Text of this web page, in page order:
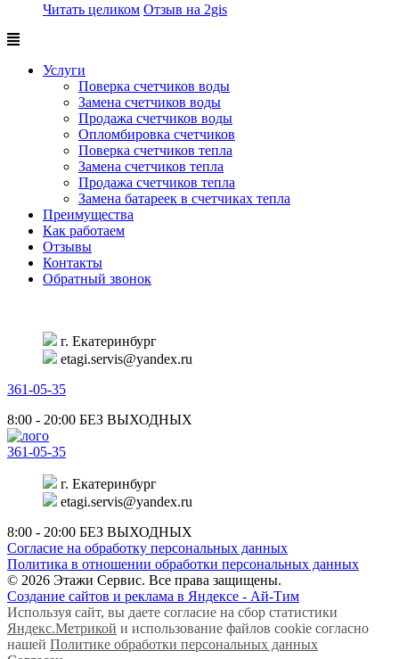
Читать целиком Отзыв на 2gis
Услуги
Поверка счетчиков воды
Замена счетчиков воды
Продажа счетчиков воды
Опломбировка счетчиков
Поверка счетчиков тепла
Замена счетчиков тепла
Продажа счетчиков тепла
Замена батареек в счетчиках тепла
Преимущества
Как работаем
Отзывы
Контакты
Обратный звонок
г. Екатеринбург
etagi.servis@yandex.ru
361-05-35
8:00 - 20:00 БЕЗ ВЫХОДНЫХ
361-05-35
г. Екатеринбург
etagi.servis@yandex.ru
8:00 - 20:00 БЕЗ ВЫХОДНЫХ
Согласие на обработку персональных данных
Политика в отношении обработки персональных данных
© 2026 Этажи Сервис. Все права защищены.
Создание сайтов и реклама в Яндексе - Ай-Тим
Используя сайт, вы даете согласие на сбор статистики
Яндекс.Метрикой и использование файлов cookie согласно
нашей Политике обработки персональных данных